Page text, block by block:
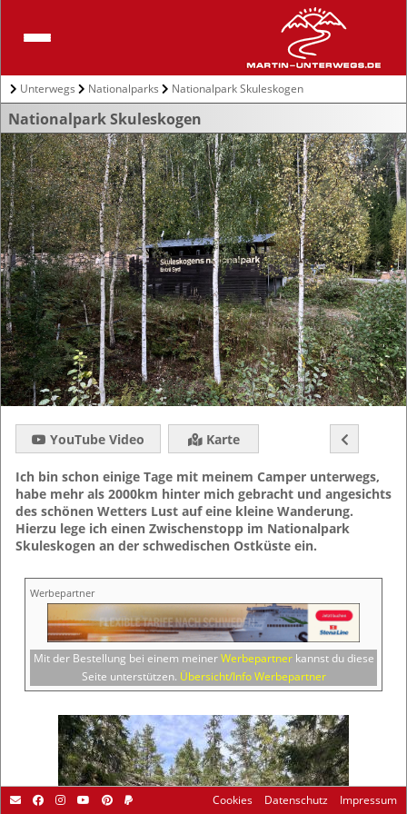
Unterwegs Nationalparks Nationalpark Skuleskogen
Nationalpark Skuleskogen
YouTube Video Karte
Ich bin schon einige Tage mit meinem Camper unterwegs,
habe mehr als 2000km hinter mich gebracht und angesichts
des schönen Wetters Lust auf eine kleine Wanderung.
Hierzu lege ich einen Zwischenstopp im Nationalpark
Skuleskogen an der schwedischen Ostküste ein.
Werbepartner
Mit der Bestellung bei einem meinerWerbepartnerkannst du diese
Seite unterstützen. Übersicht/Info Werbepartner
Cookies Datenschutz Impressum